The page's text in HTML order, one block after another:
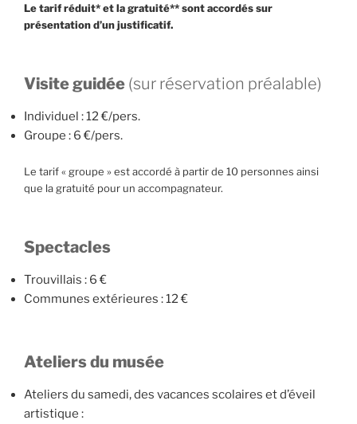
Le tarif réduit* et la gratuité** sont accordés sur
présentation d’un justificatif.
Visite guidée (sur réservation préalable)
Individuel : 12 €/pers.
Groupe : 6 €/pers.
Le tarif « groupe » est accordé à partir de 10 personnes ainsi
que la gratuité pour un accompagnateur.
Spectacles
Trouvillais : 6 €
Communes extérieures : 12 €
Ateliers du musée
Ateliers du samedi, des vacances scolaires et d’éveil
artistique :